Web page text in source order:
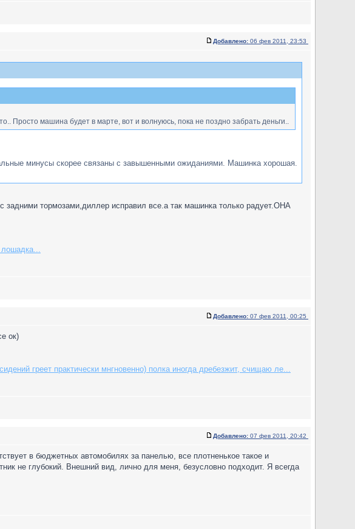
Добавлено: 06 фев 2011, 23:53
Просто машина будет в марте, вот и волнуюсь, пока не поздно забрать деньги..
минусы скорее связаны с завышенными ожиданиями. Машинка хорошая.
тормозами,диллер исправил все.а так машинка только радует.ОНА
лошадка...
Добавлено: 07 фев 2011, 00:25
ок)
греет практически мнгновенно) полка иногда дребезжит, счищаю ле...
Добавлено: 07 фев 2011, 20:42
в бюджетных автомобилях за панелью, все плотненькое такое и
не глубокий. Внешний вид, лично для меня, безусловно подходит. Я всегда